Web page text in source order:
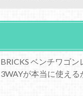
BRICKS ベンチワゴン
3WAYが本当に使える